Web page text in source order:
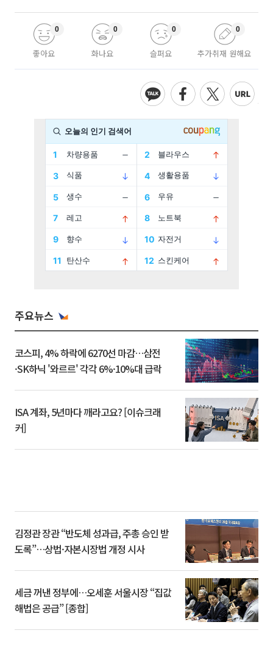
좋아요
0
화나요
0
슬퍼요
0
추가취재 원해요
0
주요뉴스
코스피, 4% 하락에 6270선 마감…삼전
·SK하닉 '와르르' 각각 6%·10%대 급락
ISA 계좌, 5년마다 깨라고요? [이슈크래
커]
김정관 장관 “반도체 성과급, 주총 승인 받
도록”…상법·자본시장법 개정 시사
세금 꺼낸 정부에…오세훈 서울시장 “집값
해법은 공급” [종합]